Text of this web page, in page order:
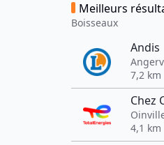
Meilleurs
Boisseaux
Andis
7,2 km
Chez
4,1 km